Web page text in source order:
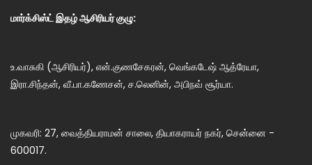
மார்க்சிஸ்ட் இதழ் ஆசிரியர் குழு:
உ.வாசுகி (ஆசிரியர்), என்.குணசேகரன், வெங்கடேஷ் ஆத்ரேயா,
இரா.சிந்தன், வீ.பா.கணேசன், ச.லெனின், அபிநவ் சூர்யா.
முகவரி: 27, வைத்தியராமன் சாலை, தியாகராயர் நகர், சென்னை -
600017.